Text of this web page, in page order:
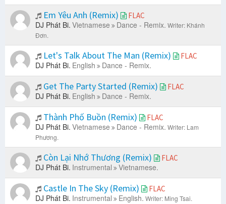
Em Yêu Anh (Remix) FLAC
DJ Phát Bi. Vietnamese Dance - Remix. Writer: Khánh
Đơn.
Let's Talk About The Man (Remix) FLAC
DJ Phát Bi. English Dance - Remix.
Get The Party Started (Remix) FLAC
DJ Phát Bi. English Dance - Remix.
Thành Phố Buồn (Remix) FLAC
DJ Phát Bi. Vietnamese Dance - Remix. Writer: Lam
Phương.
Còn Lại Nhớ Thương (Remix) FLAC
DJ Phát Bi. Instrumental Vietnamese.
Castle In The Sky (Remix) FLAC
DJ Phát Bi. Instrumental English. Writer: Ming Tsai.